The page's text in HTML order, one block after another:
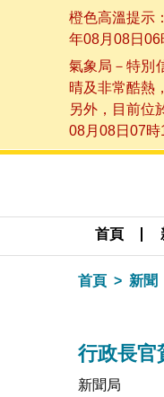
橙色高溫提示
年08月08日06
氣象局－特別
晴及非常酷熱
另外，目前位
08月08日07時
首頁
首頁 新聞
行政長官
新聞局